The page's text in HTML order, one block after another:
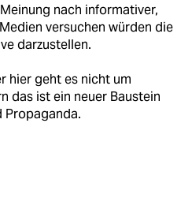
nach informativer,
versuchen würden die
darzustellen.
hier geht es nicht um
das ist ein neuer Baustein
Propaganda.